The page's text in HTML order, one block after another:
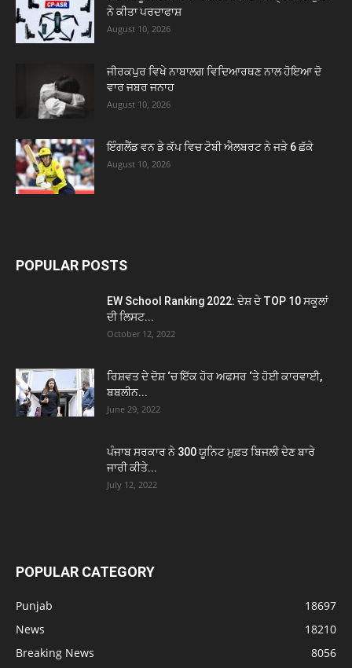
ਨੇ ਕੀਤਾ ਪਰਦਾਫਾਸ਼
August 10, 2026
ਜੀਰਕਪੁਰ ਵਿਖੇ ਨਾਬਾਲਗ ਵਿਦਿਆਰਥਣ ਨਾਲ ਹੋਇਆ ਦੋ
ਵਾਰ ਜਬਰ ਜਨਾਹ
August 10, 2026
ਇੰਗਲੈਂਡ ਵਨ ਡੇ ਕੱਪ ਵਿਚ ਟੋਬੀ ਐਲਬਰਟ ਨੇ ਜੜੇ 6 ਛੱਕੇ
August 10, 2026
POPULAR POSTS
EW School Ranking 2022: ਦੇਸ਼ ਦੇ TOP 10 ਸਕੂਲਾਂ
ਦੀ ਲਿਸਟ...
October 12, 2022
ਰਿਸ਼ਵਤ ਦੇ ਦੋਸ਼ ‘ਚ ਇੱਕ ਹੋਰ ਅਫਸਰ ‘ਤੇ ਹੋਈ ਕਾਰਵਾਈ,
ਬਬਲੀਨ...
June 29, 2022
ਪੰਜਾਬ ਸਰਕਾਰ ਨੇ 300 ਯੂਨਿਟ ਮੁਫ਼ਤ ਬਿਜਲੀ ਦੇਣ ਬਾਰੇ
ਜਾਰੀ ਕੀਤੇ...
July 12, 2022
POPULAR CATEGORY
Punjab
18697
News
18210
Breaking News
8056